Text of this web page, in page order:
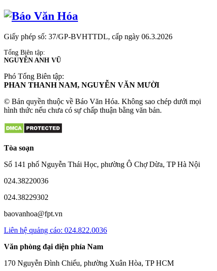
Giấy phép số: 37/GP-BVHTTDL, cấp ngày 06.3.2026
Tổng Biên tập:
NGUYỄN ANH VŨ
Phó Tổng Biên tập:
PHAN THANH NAM, NGUYỄN VĂN MƯỜI
© Bản quyền thuộc về Báo Văn Hóa. Không sao chép dưới mọi
hình thức nếu chưa có sự chấp thuận bằng văn bản.
Tòa soạn
Số 141 phố Nguyễn Thái Học, phường Ô Chợ Dừa, TP Hà Nội
024.38220036
024.38229302
baovanhoa@fpt.vn
Liên hệ quảng cáo: 024.822.0036
Văn phòng đại diện phía Nam
170 Nguyễn Đình Chiểu, phường Xuân Hòa, TP HCM